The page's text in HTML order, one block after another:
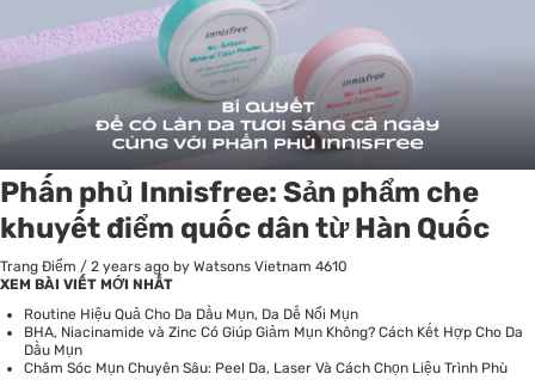
Phấn phủ Innisfree: Sản phẩm che
khuyết điểm quốc dân từ Hàn Quốc
Trang Điểm / 2 years ago by Watsons Vietnam 4610
XEM BÀI VIẾT MỚI NHẤT
Routine Hiệu Quả Cho Da Dầu Mụn, Da Dễ Nổi Mụn
BHA, Niacinamide và Zinc Có Giúp Giảm Mụn Không? Cách Kết Hợp Cho Da
Dầu Mụn
Chăm Sóc Mụn Chuyên Sâu: Peel Da, Laser Và Cách Chọn Liệu Trình Phù